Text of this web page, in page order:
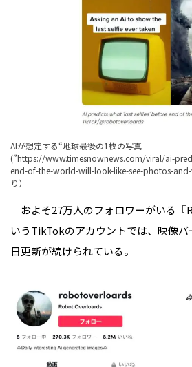
AIが想定する“地球最後の1枚の写真
(”https://www.timesnownews.com/viral/ai-
end-of-the-world-will-look-like-see-photos-
り）
およそ27万人のフォロワーがいる
いうTikTokのアカウントでは、映像
日更新が続けられている。